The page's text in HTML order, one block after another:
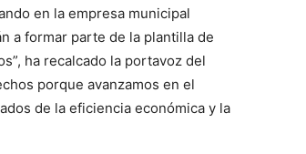
en la empresa municipal
a formar parte de la plantilla de
ha recalcado la portavoz del
porque avanzamos en el
de la eficiencia económica y la